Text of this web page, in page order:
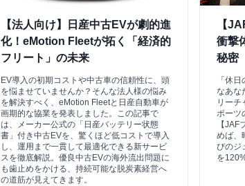
【法人向け】日産中古EVが劇的進
化！eMotion Fleetが拓く「経済的
フリート」の未来
EV導入の初期コストや中古車の信頼性に、頭
を悩ませていませんか？そんな法人様の悩み
を解決すべく、eMotion Fleetと日産自動車が
画期的な協業を発表しました。この記事で
は、メーカー公式の「日産バッテリー状態
書」付き中古EVを、驚くほど低コストで導入
し、運用まで一貫して最適化できる新サービ
スを徹底解説。優良中古EVの海外流出問題に
も歯止めをかける、持続可能な脱炭素経営へ
の道筋が見えてきます。
【
衝撃
秘密
「休
なあな
リーチ
ポーツ
【
めば、
びのジ
を